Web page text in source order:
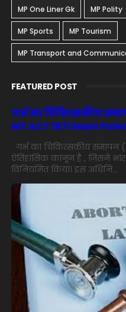
MP One Liner Gk MP Polity
MP Sports MP Tourism
MP Transport and
FEATURED POST
गर्भ का चिकित्सकीय
MT ACT 1971 Main Point
गर्भ का चिकित्सकीय समापन
ऐतिहासिक कानून है , जिसने
विनियमित किया। इस अधिनि...